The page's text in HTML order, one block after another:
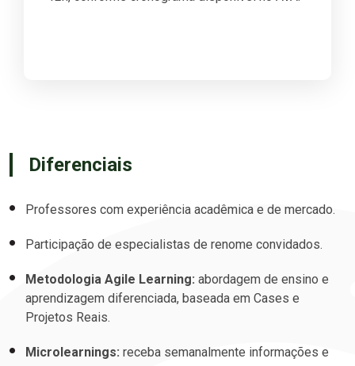
Diferenciais
Professores com experiência acadêmica e de mercado.
Participação de especialistas de renome convidados.
Metodologia Agile Learning: abordagem de ensino e
aprendizagem diferenciada, baseada em Cases e
Projetos Reais.
Microlearnings: receba semanalmente informações e